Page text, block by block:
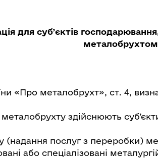
для суб’єктів
металобрухтом
«Про металобрухт», ст. 4,
металобрухту здійснюють
(надання послуг з переробки)
або спеціалізовані